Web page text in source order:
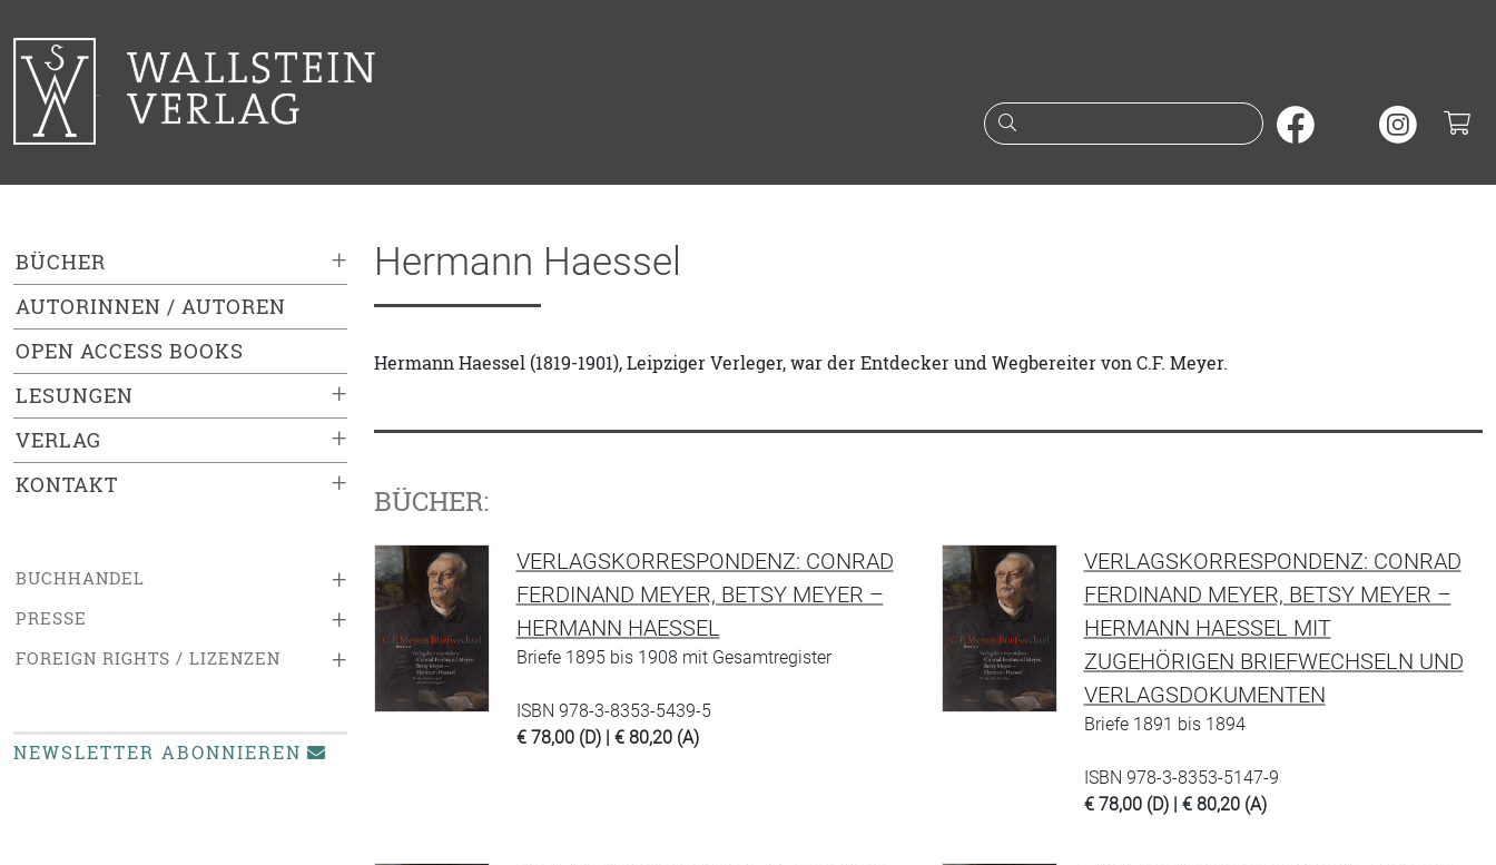
Suche nach Büchern oder
+
BÜCHER
AUTORINNEN / AUTOREN
OPEN ACCESS BOOKS
+
LESUNGEN
+
VERLAG
+
KONTAKT
+
BUCHHANDEL
+
PRESSE
+
FOREIGN RIGHTS / LIZENZEN
NEWSLETTER ABONNIEREN
Hermann Haessel
Hermann Haessel (1819-1901), Leipziger Verleger, war der Entdecker und Wegbereiter von C.F. Meyer.
BÜCHER:
VERLAGSKORRESPONDENZ: CONRAD
FERDINAND MEYER, BETSY MEYER –
HERMANN HAESSEL
Briefe 1895 bis 1908 mit Gesamtregister
ISBN 978-3-8353-5439-5
€ 78,00 (D) | € 80,20 (A)
VERLAGSKORRESPONDENZ: CONRAD
FERDINAND MEYER, BETSY MEYER –
HERMANN HAESSEL MIT
ZUGEHÖRIGEN BRIEFWECHSELN UND
VERLAGSDOKUMENTEN
Briefe 1891 bis 1894
ISBN 978-3-8353-5147-9
€ 78,00 (D) | € 80,20 (A)